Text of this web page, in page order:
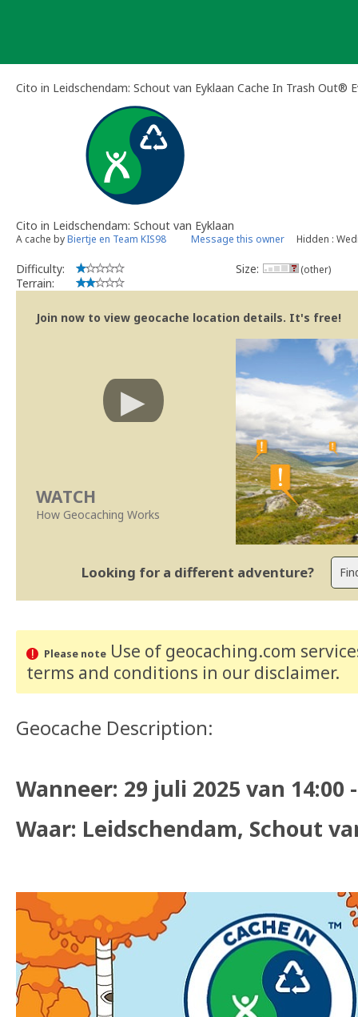
Cito in Leidschendam: Schout van Eyklaan Cache In Trash Out®
Cito in Leidschendam: Schout van Eyklaan
A cache byBiertje en Team KIS98 Message this owner Hidden :
Difficulty:
Terrain:
Size: (other)
Join now to view geocache location details. It's free!
WATCH
How Geocaching Works
Looking for a different adventure?
Please noteUse of geocaching.com
terms and conditions in our disclaimer.
Geocache Description:
Wanneer: 29 juli 2025 van 14:00
Waar: Leidschendam, Schout